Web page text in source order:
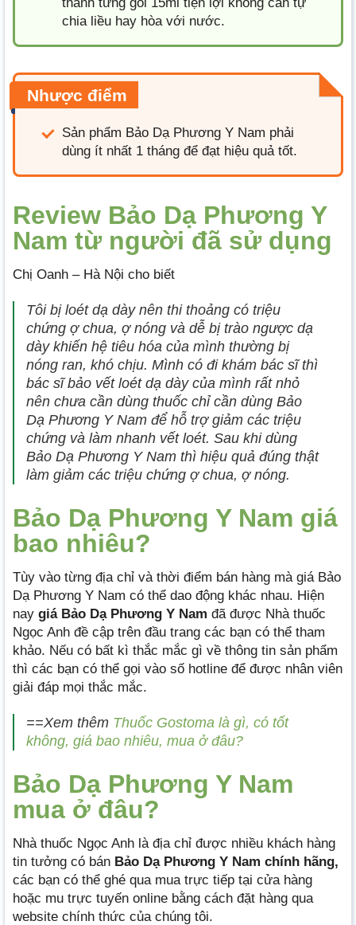
chia liều hay hòa với nước.
Nhược điểm
Sản phẩm Bảo Dạ Phương Y Nam phải
dùng ít nhất 1 tháng để đạt hiệu quả tốt.
Review Bảo Dạ Phương Y
Nam từ người đã sử dụng
Chị Oanh – Hà Nội cho biết
Tôi bị loét dạ dày nên thi thoảng có triệu
chứng ợ chua, ợ nóng và dễ bị trào ngược dạ
dày khiến hệ tiêu hóa của mình thường bị
nóng ran, khó chịu. Mình có đi khám bác sĩ thì
bác sĩ bảo vết loét dạ dày của mình rất nhỏ
nên chưa cần dùng thuốc chỉ cần dùng Bảo
Dạ Phương Y Nam để hỗ trợ giảm các triệu
chứng và làm nhanh vết loét. Sau khi dùng
Bảo Dạ Phương Y Nam thì hiệu quả đúng thật
làm giảm các triệu chứng ợ chua, ợ nóng.
Bảo Dạ Phương Y Nam giá
bao nhiêu?
Tùy vào từng địa chỉ và thời điểm bán hàng mà giá Bảo
Dạ Phương Y Nam có thể dao động khác nhau. Hiện
nay giá Bảo Dạ Phương Y Nam đã được Nhà thuốc
Ngọc Anh đề cập trên đầu trang các bạn có thể tham
khảo. Nếu có bất kì thắc mắc gì về thông tin sản phẩm
thì các bạn có thể gọi vào số hotline để được nhân viên
giải đáp mọi thắc mắc.
==Xem thêm Thuốc Gostoma là gì, có tốt
không, giá bao nhiêu, mua ở đâu?
Bảo Dạ Phương Y Nam
mua ở đâu?
Nhà thuốc Ngọc Anh là địa chỉ được nhiều khách hàng
tin tưởng có bán Bảo Dạ Phương Y Nam chính hãng,
các bạn có thể ghé qua mua trực tiếp tại cửa hàng
hoặc mu trực tuyến online bằng cách đặt hàng qua
website chính thức của chúng tôi.